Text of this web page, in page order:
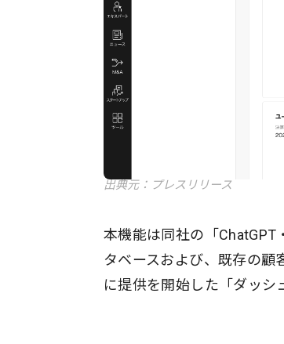
出典元：プレスリリース
本機能は同社の「ChatGPT
タベースおよび、既存の顧
に提供を開始した「ダッシ